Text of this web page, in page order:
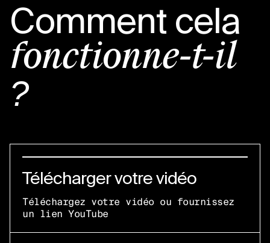
Comment cela
fonctionne-t-il
?
Télécharger votre vidéo
Téléchargez votre vidéo ou fournissez
un lien YouTube